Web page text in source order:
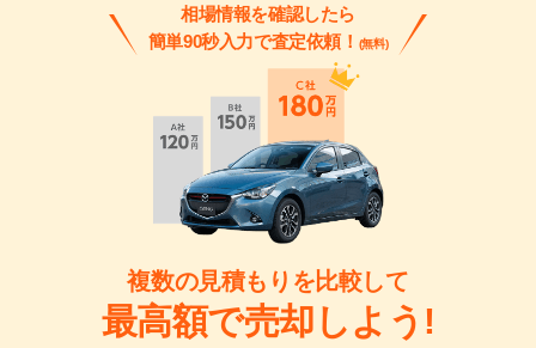
相場情報を確認したら
簡単90秒入力で査定依頼！ (無料)
複数の見積もりを比較して
最高額で売却しよう!